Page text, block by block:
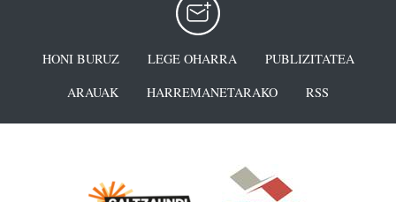
HONI BURUZ LEGE OHARRA
PUBLIZITATEA
ARAUAK
HARREMANETARAKO RSS